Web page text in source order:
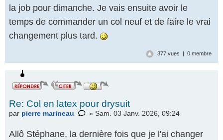
la job pour dimanche. Je vais ensuite avoir le
temps de commander un col neuf et de faire le vrai
changement plus tard.
377 vues | 0 membre
Re: Col en latex pour drysuit
par pierre marineau » Sam. 03 Janv. 2026, 09:24
Allô Stéphane, la dernière fois que je l'ai changer